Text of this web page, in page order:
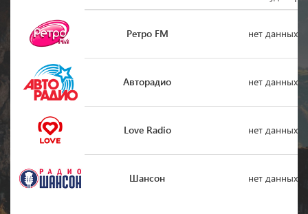
Ретро FM нет данных
Авторадио нет данных
Love Radio нет данных
Шансон нет данных